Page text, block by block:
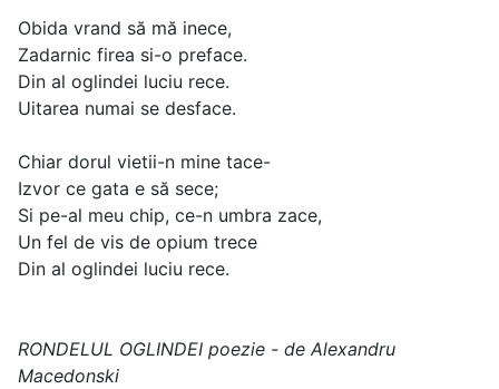
Obida vrand să mă inece,
Zadarnic firea si-o preface.
Din al oglindei luciu rece.
Uitarea numai se desface.
Chiar dorul vietii-n mine tace-
Izvor ce gata e să sece;
Si pe-al meu chip, ce-n umbra zace,
Un fel de vis de opium trece
Din al oglindei luciu rece.
RONDELUL OGLINDEI poezie - de Alexandru
Macedonski